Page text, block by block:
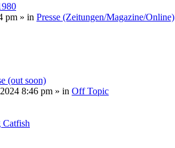
pm » in Presse (Zeitungen/Magazine/Online)
(out soon)
8:46 pm » in Off Topic